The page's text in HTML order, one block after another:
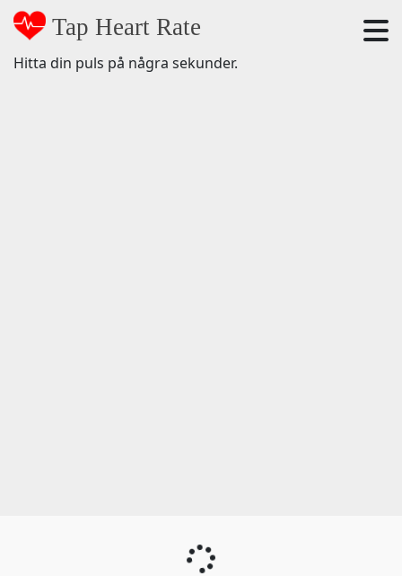
Tap Heart Rate
Hitta din puls på några sekunder.